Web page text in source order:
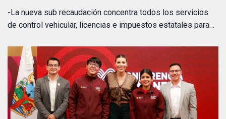
-La nueva sub recaudación concentra todos los servicios
de control vehicular, licencias e impuestos estatales para…